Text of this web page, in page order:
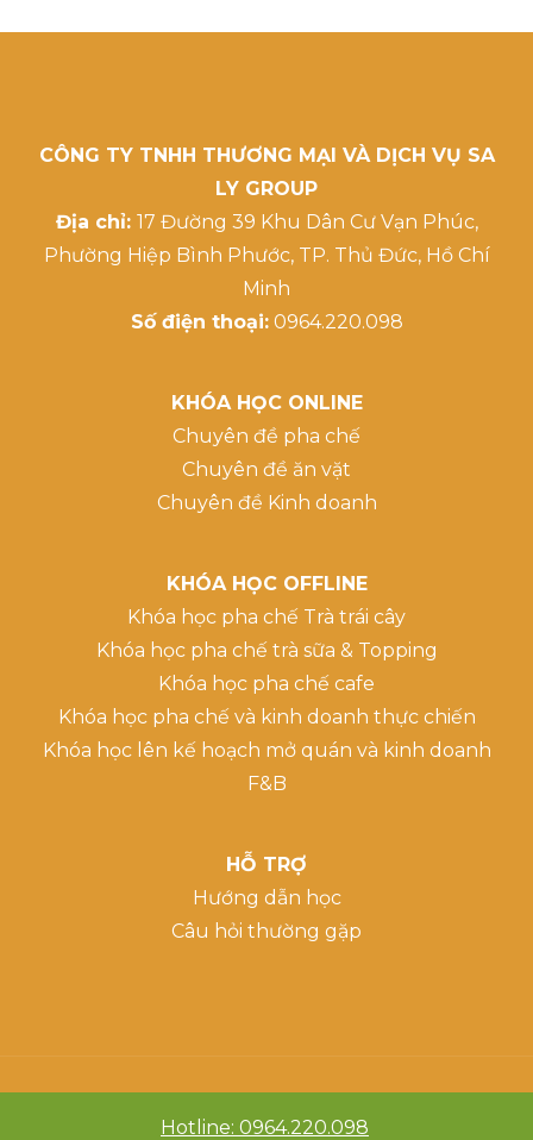
CÔNG TY TNHH THƯƠNG MẠI VÀ DỊCH VỤ SA
LY GROUP
Địa chỉ: 17 Đường 39 Khu Dân Cư Vạn Phúc,
Phường Hiệp Bình Phước, TP. Thủ Đức, Hồ Chí
Minh
Số điện thoại:0964.220.098
KHÓA HỌC ONLINE
Chuyên đề pha chế
Chuyên đề ăn vặt
Chuyên đề Kinh doanh
KHÓA HỌC OFFLINE
Khóa học pha chế Trà trái cây
Khóa học pha chế trà sữa & Topping
Khóa học pha chế cafe
Khóa học pha chế và kinh doanh thực chiến
Khóa học lên kế hoạch mở quán và kinh doanh
F&B
HỖ TRỢ
Hướng dẫn học
Câu hỏi thường gặp
Hotline: 0964.220.098